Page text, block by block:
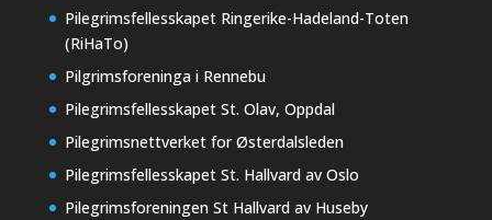
Pilegrimsfellesskapet Ringerike-Hadeland-Toten
(RiHaTo)
Pilgrimsforeninga i Rennebu
Pilegrimsfellesskapet St. Olav, Oppdal
Pilegrimsnettverket for Østerdalsleden
Pilegrimsfellesskapet St. Hallvard av Oslo
Pilegrimsforeningen St Hallvard av Huseby